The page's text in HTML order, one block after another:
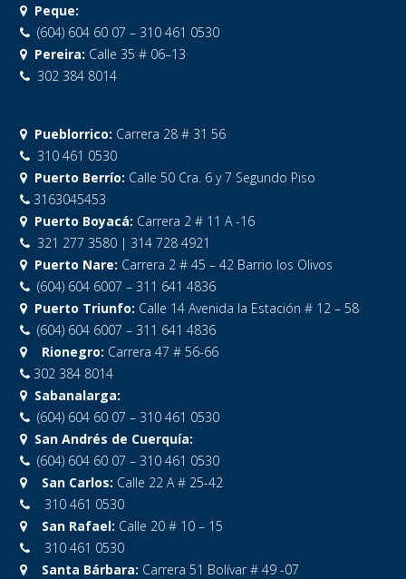
Peque:
(604) 604 60 07 – 310 461 0530
Pereira: Calle 35 # 06–13
302 384 8014
Pueblorrico: Carrera 28 # 31 56
310 461 0530
Puerto Berrío: Calle 50 Cra. 6 y 7 Segundo Piso
3163045453
Puerto Boyacá: Carrera 2 # 11 A -16
321 277 3580 | 314 728 4921
Puerto Nare: Carrera 2 # 45 – 42 Barrio los Olivos
(604) 604 6007 – 311 641 4836
Puerto Triunfo: Calle 14 Avenida la Estación # 12 – 58
(604) 604 6007 – 311 641 4836
Rionegro: Carrera 47 # 56-66
302 384 8014
Sabanalarga:
(604) 604 60 07 – 310 461 0530
San Andrés de Cuerquía:
(604) 604 60 07 – 310 461 0530
San Carlos: Calle 22 A # 25-42
310 461 0530
San Rafael: Calle 20 # 10 – 15
310 461 0530
Santa Bárbara: Carrera 51 Bolívar # 49 -07